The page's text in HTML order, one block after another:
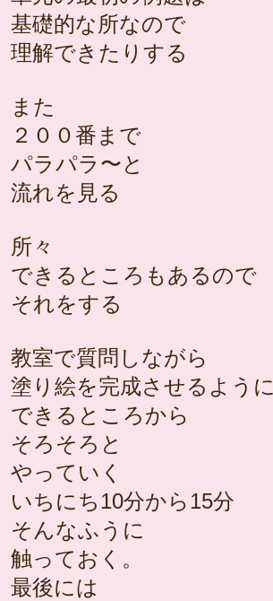
基礎的な所なので
理解できたりする
また
２００番まで
パラパラ〜と
流れを見る
所々
できるところもあるので
それをする
教室で質問しながら
塗り絵を完成させるように
できるところから
そろそろと
やっていく
いちにち10分から15分
そんなふうに
触っておく。
最後には